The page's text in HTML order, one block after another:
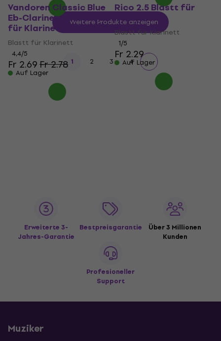
Vandoren Classic Blue
Eb-Clarinet 1.0 Blastt
für Klarinett
Blastt für Klarinett
4,4/5
Fr 2.69Fr 2.78
Auf Lager
Rico 2.5 Blastt für
Klarinett
Blastt für Klarinett
1/5
Fr 2.29
Auf Lager
Weitere Produkte anzeigen
1 2 3 4
Erweiterte 3-
Jahres-Garantie
Bestpreisgarantie
Über 3 Millionen
Kunden
Profesioneller
Support
Muziker